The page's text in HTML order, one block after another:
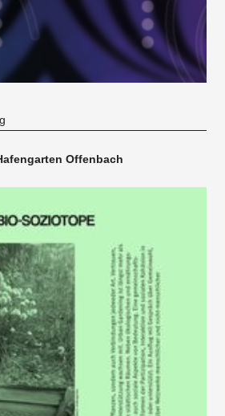
Offenbach